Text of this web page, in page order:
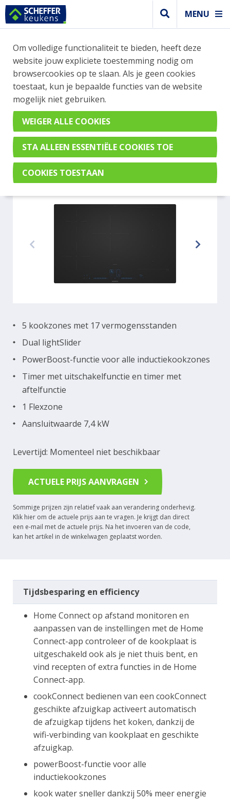
MENU
WEBSHOP BESTELLINGEN
Je kan tijdelijk geen bestelling plaatsen. Wil je je
vast oriënteren? Vergelijk eenvoudig apparaten
en merken met elkaar. Klik hier voor meer
informatie.
Kookplaat
SIEMENS EX80BNVV6E
Levertijd: Momenteel niet beschikbaar
5 kookzones met 17 vermogensstanden
Dual lightSlider
PowerBoost-functie voor alle inductiekookzones
Timer met uitschakelfunctie en timer met
aftelfunctie
1 Flexzone
Aansluitwaarde 7,4 kW
ACTUELE PRIJS AANVRAGEN
Sommige prijzen zijn relatief vaak aan verandering onderhevig.
Klik hier om de actuele prijs aan te vragen. Je krijgt dan direct
een e-mail met de actuele prijs. Na het invoeren van de code,
kan het artikel in de winkelwagen geplaatst worden.
Tijdsbesparing en efficiency
Home Connect op afstand monitoren en
aanpassen van de instellingen met de Home
Connect-app controleer of de kookplaat is
uitgeschakeld ook als je niet thuis bent, en
vind recepten of extra functies in de Home
Connect-app.
cookConnect bedienen van een cookConnect
geschikte afzuigkap activeert automatisch
de afzuigkap tijdens het koken, dankzij de
wifi-verbinding van kookplaat en geschikte
afzuigkap.
powerBoost-functie voor alle
inductiekookzones
kook water sneller dankzij 50% meer energie
Om volledige functionaliteit te bieden, heeft deze
website jouw expliciete toestemming nodig om
browsercookies op te slaan. Als je geen cookies
toestaat, kun je bepaalde functies van de website
mogelijk niet gebruiken.